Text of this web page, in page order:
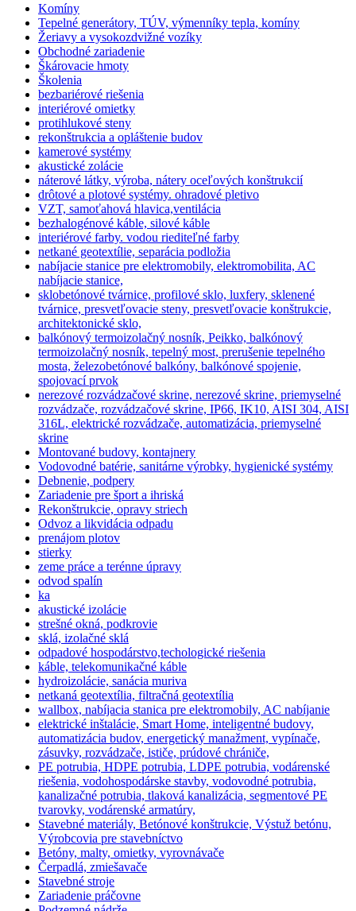
Komíny
Tepelné generátory, TÚV, výmenníky tepla, komíny
Žeriavy a vysokozdvižné vozíky
Obchodné zariadenie
Škárovacie hmoty
Školenia
bezbariérové riešenia
interiérové omietky
protihlukové steny
rekonštrukcia a opláštenie budov
kamerové systémy
akustické zolácie
náterové látky, výroba, nátery oceľových konštrukcií
drôtové a plotové systémy. ohradové pletivo
VZT, samoťahová hlavica,ventilácia
bezhalogénové káble, silové káble
interiérové farby. vodou riediteľné farby
netkané geotextílie, separácia podložia
nabíjacie stanice pre elektromobily, elektromobilita, AC
nabíjacie stanice,
sklobetónové tvárnice, profilové sklo, luxfery, sklenené
tvárnice, presvetľovacie steny, presvetľovacie konštrukcie,
architektonické sklo,
balkónový termoizolačný nosník, Peikko, balkónový
termoizolačný nosník, tepelný most, prerušenie tepelného
mosta, železobetónové balkóny, balkónové spojenie,
spojovací prvok
nerezové rozvádzačové skrine, nerezové skrine, priemyselné
rozvádzače, rozvádzačové skrine, IP66, IK10, AISI 304, AISI
316L, elektrické rozvádzače, automatizácia, priemyselné
skrine
Montované budovy, kontajnery
Vodovodné batérie, sanitárne výrobky, hygienické systémy
Debnenie, podpery
Zariadenie pre šport a ihriská
Rekonštrukcie, opravy striech
Odvoz a likvidácia odpadu
prenájom plotov
stierky
zeme práce a terénne úpravy
odvod spalín
ka
akustické izolácie
strešné okná, podkrovie
sklá, izolačné sklá
odpadové hospodárstvo,techologické riešenia
káble, telekomunikačné káble
hydroizolácie, sanácia muriva
netkaná geotextília, filtračná geotextília
wallbox, nabíjacia stanica pre elektromobily, AC nabíjanie
elektrické inštalácie, Smart Home, inteligentné budovy,
automatizácia budov, energetický manažment, vypínače,
zásuvky, rozvádzače, ističe, prúdové chrániče,
PE potrubia, HDPE potrubia, LDPE potrubia, vodárenské
riešenia, vodohospodárske stavby, vodovodné potrubia,
kanalizačné potrubia, tlaková kanalizácia, segmentové PE
tvarovky, vodárenské armatúry,
Stavebné materiály, Betónové konštrukcie, Výstuž betónu,
Výrobcovia pre stavebníctvo
Betóny, malty, omietky, vyrovnávače
Čerpadlá, zmiešavače
Stavebné stroje
Zariadenie práčovne